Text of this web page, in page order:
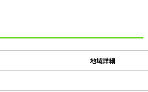
地域詳細